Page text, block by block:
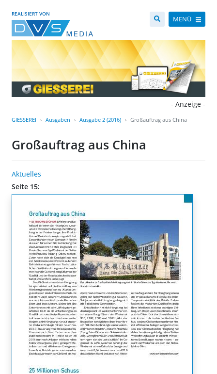
REALISIERT VON
MENÜ
- Anzeige -
GIESSEREI Ausgaben Ausgabe 2 (2016) Großauftrag aus China
Großauftrag aus China
Aktuelles
Seite 15: